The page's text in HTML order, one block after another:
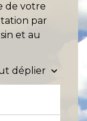
de votre
par
et au
déplier keyboard_arrow_down